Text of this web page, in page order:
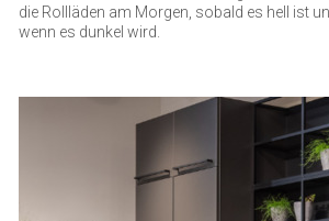
die Rollläden am Morgen, sobald es hell ist
wenn es dunkel wird.